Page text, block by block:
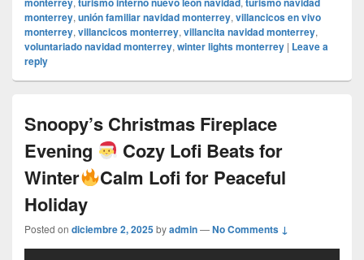
monterrey, unión familiar navidad monterrey, villancicos en vivo
monterrey, villancicos monterrey, villancita navidad monterrey,
voluntariado navidad monterrey, winter lights monterrey | Leave a
reply
Snoopy’s Christmas Fireplace
Evening
Cozy Lofi Beats for
Winter
Calm Lofi for Peaceful
Holiday
Posted on diciembre 2, 2025byadmin—No Comments ↓